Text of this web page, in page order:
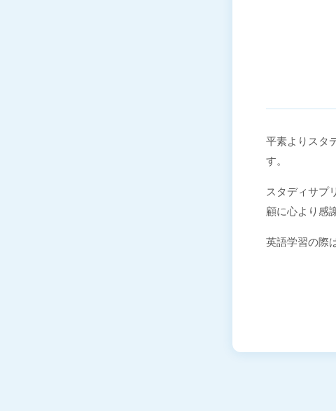
平素よりスタ
す。
スタディサプ
顧に心より感
英語学習の際